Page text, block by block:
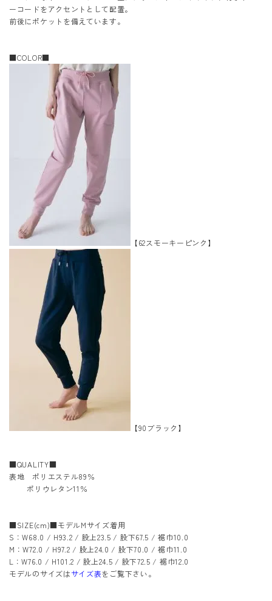
ーコードをアクセントとして配置。
前後にポケットを備えています。
■COLOR■
【62スモーキーピンク】
【90ブラック】
■QUALITY■
表地 ポリエステル89％
ポリウレタン11％
■SIZE(cm)■モデルMサイズ着用
S：W68.0 / H93.2 / 股上23.5 / 股下67.5 / 裾巾10.0
M：W72.0 / H97.2 / 股上24.0 / 股下70.0 / 裾巾11.0
L：W76.0 / H101.2 / 股上24.5 / 股下72.5 / 裾巾12.0
モデルのサイズはサイズ表をご覧下さい。